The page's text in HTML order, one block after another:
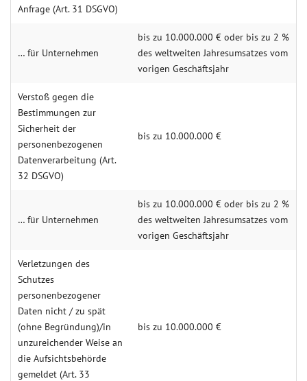
Anfrage (Art. 31 DSGVO)
… für Unternehmen
bis zu 10.000.000 € oder bis zu 2 %
des weltweiten Jahresumsatzes vom
vorigen Geschäftsjahr
Verstoß gegen die
Bestimmungen zur
Sicherheit der
personenbezogenen
Datenverarbeitung (Art.
32 DSGVO)
bis zu 10.000.000 €
… für Unternehmen
bis zu 10.000.000 € oder bis zu 2 %
des weltweiten Jahresumsatzes vom
vorigen Geschäftsjahr
Verletzungen des
Schutzes
personenbezogener
Daten nicht / zu spät
(ohne Begründung)/in
unzureichender Weise an
die Aufsichtsbehörde
gemeldet (Art. 33
bis zu 10.000.000 €